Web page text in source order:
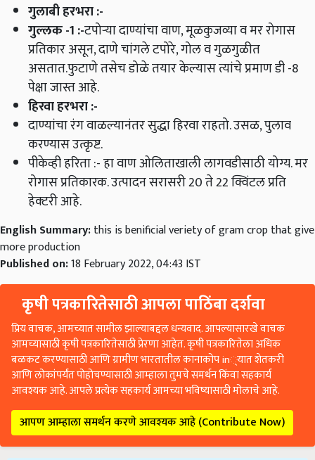
गुलाबी हरभरा:-
गुल्लक-1 :-टपोऱ्या दाण्यांचा वाण,मूळकुजव्या व मर रोगास
प्रतिकार असून,दाणे चांगले टपोरे,गोल व गुळगुळीत
असतात.फुटाणे तसेच डोळे तयार केल्यास त्यांचे प्रमाण डी-8
पेक्षा जास्त आहे.
हिरवा हरभरा:-
दाण्यांचा रंग वाळल्यानंतर सुद्धा हिरवा राहतो.उसळ,पुलाव
करण्यास उत्कृष्ट.
पीकेव्ही हरिता:-हा वाण ओलिताखाली लागवडीसाठी योग्य.मर
रोगास प्रतिकारक.उत्पादन सरासरी 20 ते 22 क्विंटल प्रति
हेक्‍टरी आहे.
English Summary:this is benificial veriety of gram crop that give
more production
Published on:18 February 2022, 04:43 IST
कृषी पत्रकारितेसाठी आपला पाठिंबा दर्शवा
प्रिय वाचक, आमच्यात सामील झाल्याबद्दल धन्यवाद. आपल्यासारखे वाचक
आमच्यासाठी कृषी पत्रकारितेसाठी प्रेरणा आहेत. कृषी पत्रकारितेला अधिक
बळकट करण्यासाठी आणि ग्रामीण भारतातील कानाकोप in्यात शेतकरी
आणि लोकांपर्यंत पोहोचण्यासाठी आम्हाला तुमचे समर्थन किंवा सहकार्य
आवश्यक आहे. आपले प्रत्येक सहकार्य आमच्या भविष्यासाठी मोलाचे आहे.
आपण आम्हाला समर्थन करणे आवश्यक आहे (Contribute Now)